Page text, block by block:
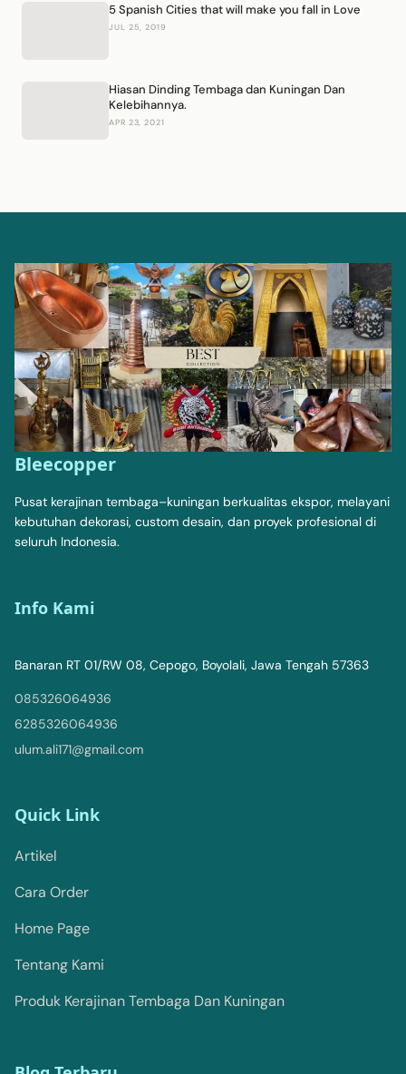
5 Spanish Cities that will make you fall in Love
JUL 25, 2019
Hiasan Dinding Tembaga dan Kuningan Dan
Kelebihannya.
APR 23, 2021
Bleecopper
Pusat kerajinan tembaga–kuningan berkualitas ekspor, melayani
kebutuhan dekorasi, custom desain, dan proyek profesional di
seluruh Indonesia.
Info Kami
Banaran RT 01/RW 08, Cepogo, Boyolali, Jawa Tengah 57363
085326064936
6285326064936
ulum.ali171@gmail.com
Quick Link
Artikel
Cara Order
Home Page
Tentang Kami
Produk Kerajinan Tembaga Dan Kuningan